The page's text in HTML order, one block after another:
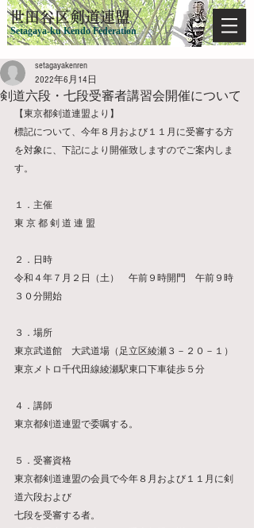
​世田谷区剣道連盟
Setagaya-ku Kendo Federation
剣道六段・七段受審者講習会開催について
setagayakenren
2022年6月14日
【東京都剣道連盟より】
標記について、今年８月および１１月に受審する方
を対象に、下記により開催致しますのでご案内しま
す。
１．主催
東 京 都 剣 道 連 盟
２．日時
令和４年７月２日（土）　午前９時開門　午前９時
３０分開始
３．場所
東京武道館　大武道場（足立区綾瀬３－２０－１）
東京メトロ千代田線綾瀬駅東口下車徒歩５分
４．講師
東京都剣道連盟で委嘱する。
５．受審資格
東京都剣道連盟の会員で今年８月および１１月に剣
道六段および
七段を受審する者。